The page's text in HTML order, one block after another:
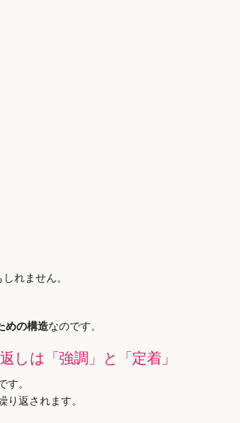
れません。
めの構造なのです。
しは「強調」と「定着」
。
返されます。